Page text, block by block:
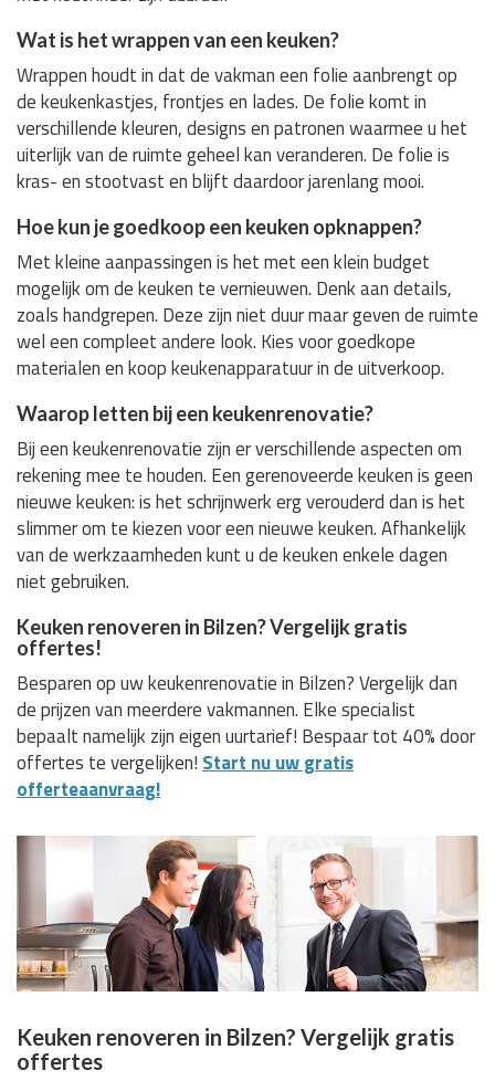
Wat is het wrappen van een keuken?
Wrappen houdt in dat de vakman een folie aanbrengt op
de keukenkastjes, frontjes en lades. De folie komt in
verschillende kleuren, designs en patronen waarmee u het
uiterlijk van de ruimte geheel kan veranderen. De folie is
kras- en stootvast en blijft daardoor jarenlang mooi.
Hoe kun je goedkoop een keuken opknappen?
Met kleine aanpassingen is het met een klein budget
mogelijk om de keuken te vernieuwen. Denk aan details,
zoals handgrepen. Deze zijn niet duur maar geven de ruimte
wel een compleet andere look. Kies voor goedkope
materialen en koop keukenapparatuur in de uitverkoop.
Waarop letten bij een keukenrenovatie?
Bij een keukenrenovatie zijn er verschillende aspecten om
rekening mee te houden. Een gerenoveerde keuken is geen
nieuwe keuken: is het schrijnwerk erg verouderd dan is het
slimmer om te kiezen voor een nieuwe keuken. Afhankelijk
van de werkzaamheden kunt u de keuken enkele dagen
niet gebruiken.
Keuken renoveren in Bilzen? Vergelijk gratis
offertes!
Besparen op uw keukenrenovatie in Bilzen? Vergelijk dan
de prijzen van meerdere vakmannen. Elke specialist
bepaalt namelijk zijn eigen uurtarief! Bespaar tot 40% door
offertes te vergelijken! Start nu uw gratis
offerteaanvraag!
Keuken renoveren in Bilzen? Vergelijk gratis
offertes